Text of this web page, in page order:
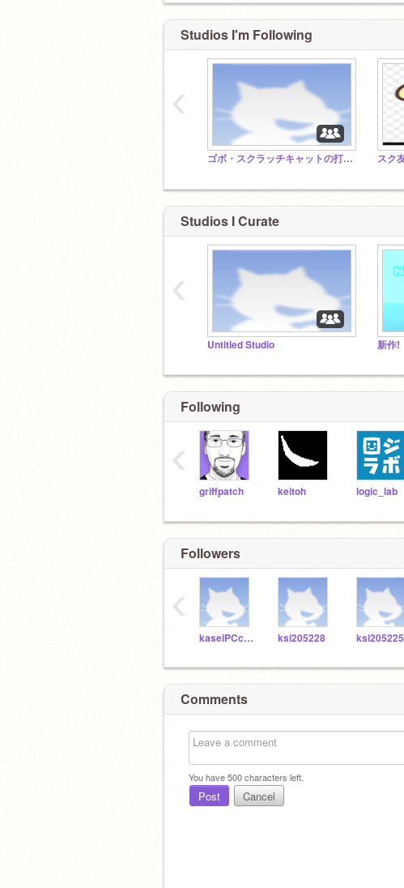
Studios I'm Following
ゴボ・スクラッチキャットの打ち方（コメント見て）
‹
Studios I Curate
Untitled Studio
‹
Following
griffpatch keitoh logic_lab
‹
Followers
kaseiPCclub ksi205228 ksi205225
‹
Comments
You have500characters left.
Post Cancel